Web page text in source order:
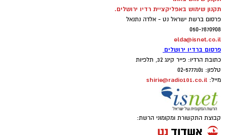
תקנון שימוש באפליקציית רדיו ירושלים.
פרסום ברשת ישראל נט - אלדה נתנאל
050-7870908
elda@isnet.co.il
פרסום ברדיו ירושלים
כתובת הרדיו: פייר קינג 32, תלפיות
טלפון: 02-5777101
מייל: shirie@radio101.co.il
קבוצת התקשורת ומקומוני הרשת: